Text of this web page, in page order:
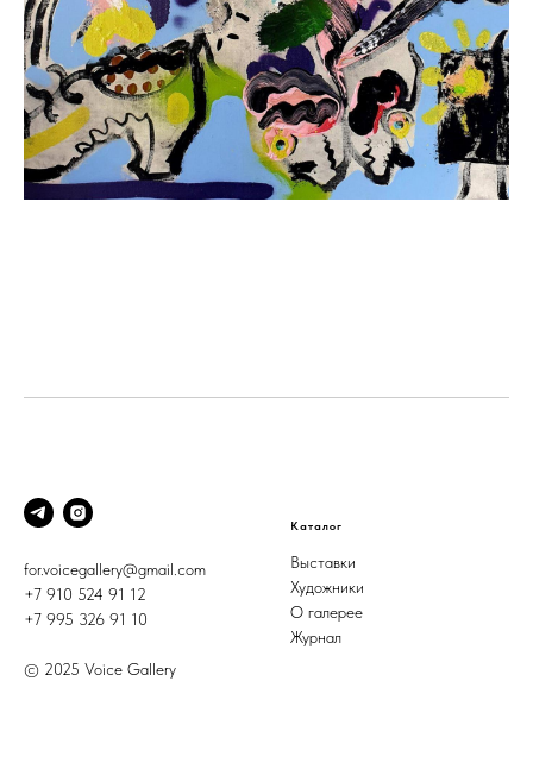
for.voicegallery@gmail.com
+7 910 524 91 12
+7 995 326 91 10
© 2025 Voice Gallery
Каталог
Выставки
Художники
О галерее
Журнал